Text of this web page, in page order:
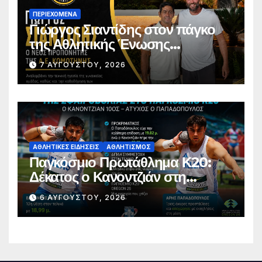
ΠΕΡΙΕΧΌΜΕΝΑ
Γιώργος Σιαντίδης στον πάγκο
της Αθλητικής Ένωσης
Κομοτηνής
7 ΑΥΓΟΎΣΤΟΥ, 2026
ΑΘΛΗΤΙΚΈΣ ΕΙΔΉΣΕΙΣ ΑΘΛΗΤΙΣΜΌΣ
Παγκόσμιο Πρωτάθλημα Κ20:
Δέκατος ο Κανοντζιάν στη
σφαιροβολία – Άτυχος ο
Παπαδόπουλος στον τελικό
6 ΑΥΓΟΎΣΤΟΥ, 2026